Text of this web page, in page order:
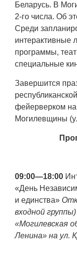
Еще
Беларусь. В
2-го числа. Об
Среди
интерактивные
программы,
специальные
Завершится
фейерверком
Могилевщины
09:00—18:00
«День
и единства»
входной
«Могилевская
Ленина» на ул.